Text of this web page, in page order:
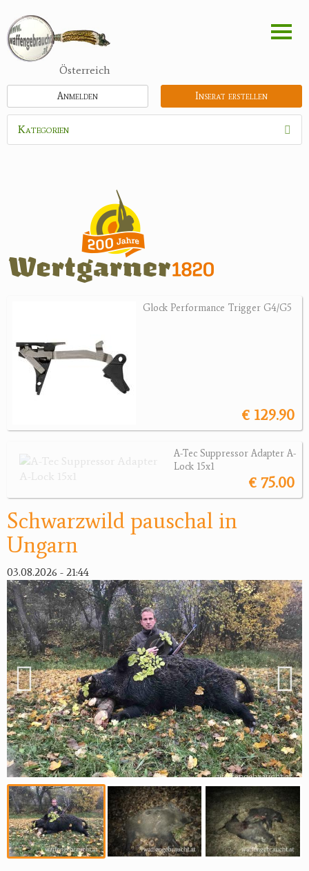
zum
Inhalt
Österreich
Inserat erstellen
Anmelden
Kategorien
Zubehör
Bücher, Videos
Antikes
Reviereinrichtungen
Glock Performance Trigger G4/G5
€ 129.90
A-Tec Suppressor Adapter A-
Lock 15x1
€ 75.00
Schwarzwild pauschal in
Ungarn
03.08.2026 - 21:44